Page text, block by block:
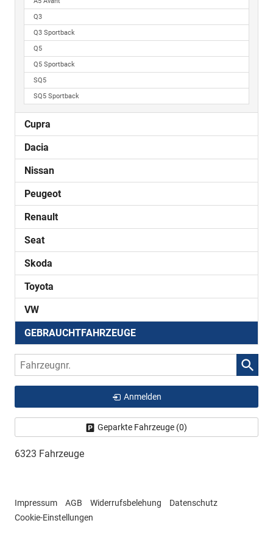
Q3
Q3 Sportback
Q5
Q5 Sportback
SQ5
SQ5 Sportback
Cupra
Dacia
Nissan
Peugeot
Renault
Seat
Skoda
Toyota
VW
GEBRAUCHTFAHRZEUGE
Fahrzeugnr.
Anmelden
Geparkte Fahrzeuge (0)
6323 Fahrzeuge
Impressum AGB Widerrufsbelehung
Datenschutz
Cookie-Einstellungen